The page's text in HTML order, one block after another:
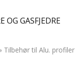
GASFJEDRE
Tilbehør til Alu. profiler